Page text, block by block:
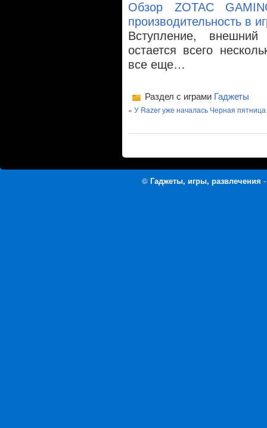
Обзор ZOTAC
производительность в
Вступление,
остается всего
все еще…
Раздел с играми Гаджеты
« У Razer уже началась Черная пятница
© Гаджеты, игры, развлечения